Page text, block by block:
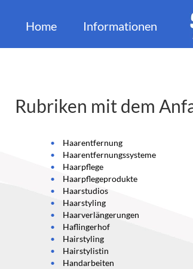
Home Informationen
Rubriken mit dem
Haarentfernung
Haarentfernungssysteme
Haarpflege
Haarpflegeprodukte
Haarstudios
Haarstyling
Haarverlängerungen
Haflingerhof
Hairstyling
Hairstylistin
Handarbeiten